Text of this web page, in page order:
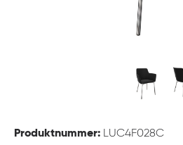
Produktnummer: LUC4F028C